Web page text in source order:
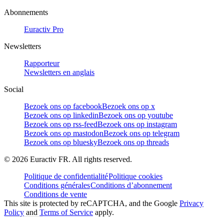
Abonnements
Euractiv Pro
Newsletters
Rapporteur
Newsletters en anglais
Social
Bezoek ons op facebookBezoek ons op x
Bezoek ons op linkedinBezoek ons op youtube
Bezoek ons op rss-feedBezoek ons op instagram
Bezoek ons op mastodonBezoek ons op telegram
Bezoek ons op blueskyBezoek ons op threads
© 2026 Euractiv FR. All rights reserved.
Politique de confidentialitéPolitique cookies
Conditions généralesConditions d’abonnement
Conditions de vente
This site is protected by reCAPTCHA, and the Google Privacy
Policy and Terms of Service apply.